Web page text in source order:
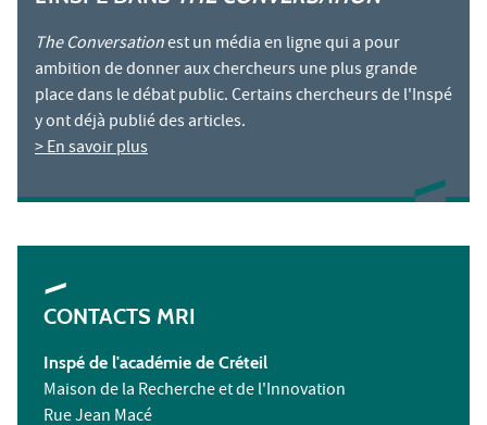
The Conversationest un média en ligne qui a pour
ambition de donner aux chercheurs une plus grande
place dans le débat public. Certains chercheurs de l'Inspé
y ont déjà publié des articles.
> En savoir plus
CONTACTS MRI
Inspé de l'académie de Créteil
Maison de la Recherche et de l'Innovation
Rue Jean Macé